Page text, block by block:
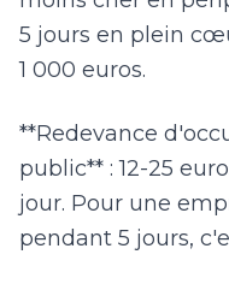
5 jours en plein
1 000 euros.
**Redevance
public** : 12-25
jour. Pour une
pendant 5 jours,